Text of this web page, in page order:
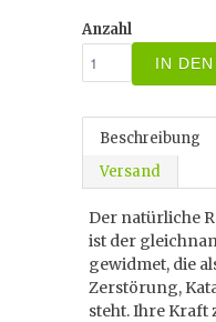
Anzahl
IN
Beschreibung
Versand
Der natürliche
ist der
gewidmet, die
Zerstörung,
steht. Ihre